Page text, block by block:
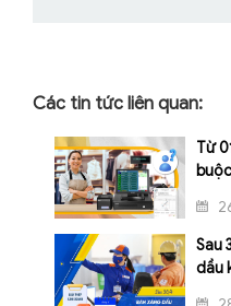
Các tin tức liên quan:
Từ
Sau
dầu